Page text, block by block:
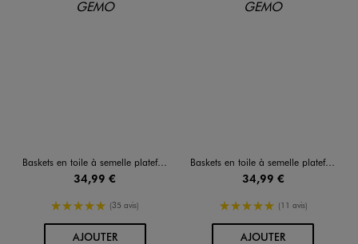
Baskets en toile à semelle plateforme en corde femme - LuluCastagnette
34,99 €
5/5 de moyenne
(35 avis)
AJOUTERAU PANIER
Baskets en toile à semelle plateforme en corde femme - LuluCastagnette
34,99 €
5/5 de moyenne
(11 avis)
AJOUTERAU PANIER